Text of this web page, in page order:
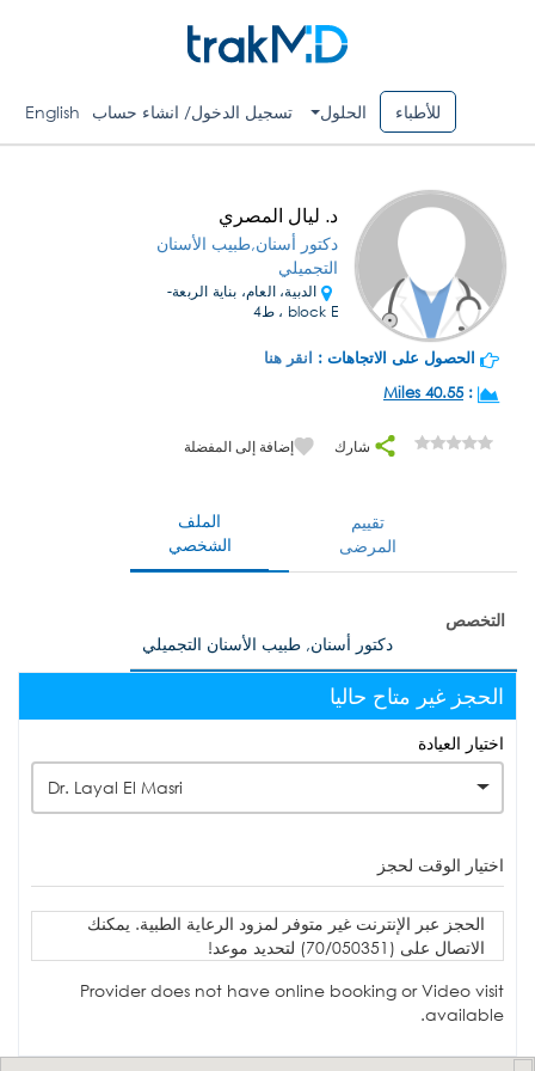
للأطباء الحلول تسجيل الدخول/ انشاء حساب English
د. ليال المصري
دكتور أسنان,طبيب الأسنان
التجميلي
الدبية، العام، بناية الربعة-
block E ، ط4
الحصول على الاتجاهات : انقر هنا
:
40.55 Miles
شارك إضافة إلى المفضلة
الملف
الشخصي
تقييم
المرضى
التخصص
دكتور أسنان, طبيب الأسنان التجميلي
الحجز غير متاح حاليا
اختيار العيادة
Dr. Layal El Masri
اختيار الوقت لحجز
الحجز عبر الإنترنت غير متوفر لمزود الرعاية الطبية. يمكنك
الاتصال على (70/050351) لتحديد موعد!
Provider does not have online booking or Video visit
available.